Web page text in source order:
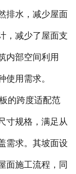
排水，减少屋面
，减少了屋面支
内部空间利用
使用需求。
的跨度适配范
寸规格，满足从
需求。其坡面设
面施工流程，同